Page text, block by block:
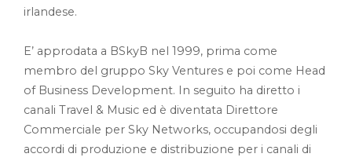
irlandese.
E’ approdata a BSkyB nel 1999, prima come
membro del gruppo Sky Ventures e poi come Head
of Business Development. In seguito ha diretto i
canali Travel & Music ed è diventata Direttore
Commerciale per Sky Networks, occupandosi degli
accordi di produzione e distribuzione per i canali di